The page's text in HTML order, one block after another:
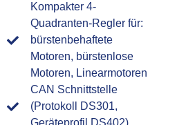
Kompakter 4-
Quadranten-Regler für:
bürstenbehaftete
Motoren, bürstenlose
Motoren, Linearmotoren
CAN Schnittstelle
(Protokoll DS301,